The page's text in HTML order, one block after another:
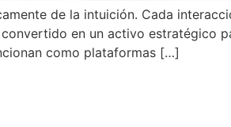
de la intuición. Cada
en un activo estratégico
como plataformas […]